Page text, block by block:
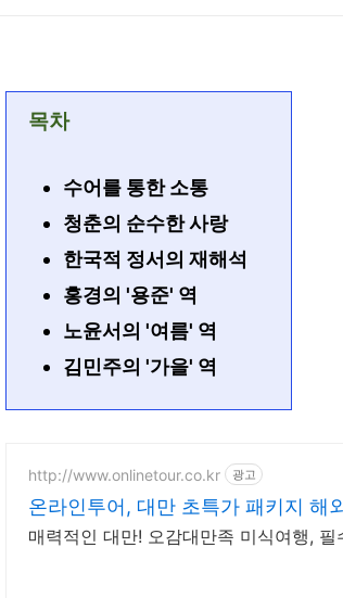
목차
수어를 통한 소통
청춘의 순수한 사랑
한국적 정서의 재해석
홍경의 '용준' 역
노윤서의 '여름' 역
김민주의 '가을' 역
http://www.onlinetour.co.kr 광고
온라인투어, 대만 초특가 패키지 해
매력적인 대만! 오감대만족 미식여행,